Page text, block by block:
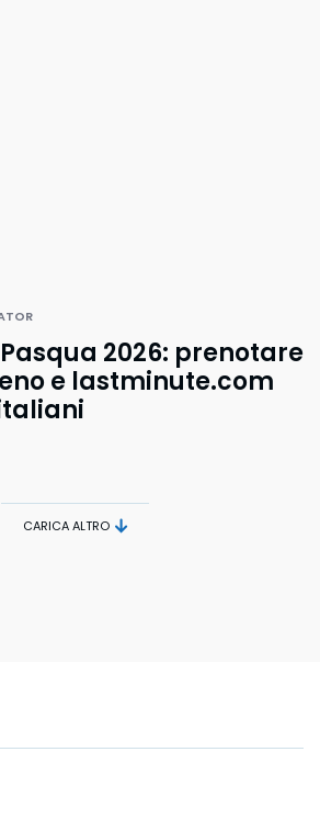
2026: prenotare
e lastminute.com
CARICA ALTRO